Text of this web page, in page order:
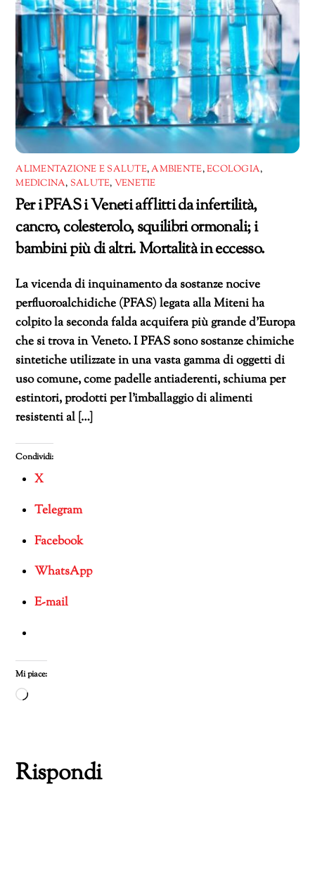
ALIMENTAZIONE E SALUTE,AMBIENTE,ECOLOGIA,
MEDICINA, SALUTE, VENETIE
Per i PFAS i Veneti afflitti da infertilità,
cancro, colesterolo, squilibri ormonali; i
bambini più di altri. Mortalità in eccesso.
La vicenda di inquinamento da sostanze nocive
perfluoroalchidiche (PFAS) legata alla Miteni ha
colpito la seconda falda acquifera più grande d’Europa
che si trova in Veneto. I PFAS sono sostanze chimiche
sintetiche utilizzate in una vasta gamma di oggetti di
uso comune, come padelle antiaderenti, schiuma per
estintori, prodotti per l’imballaggio di alimenti
resistenti al […]
Condividi:
X
Telegram
Facebook
WhatsApp
E-mail
Mi piace:
Caricamento
Rispondi